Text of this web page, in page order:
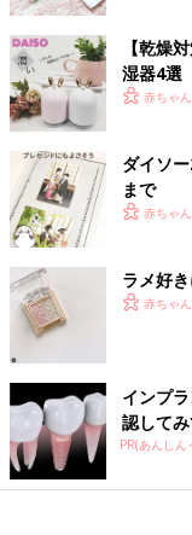
出典：Instagramアカウン
アヤカさんが使用し
に9色も入っていてコ
るので買う価値あり
描き心地◎！のア
【乾燥
湿器4選
赤ちゃ
ダイソ
まで
赤ちゃ
ラメ好
赤ちゃ
インプ
認して
PR(あんし